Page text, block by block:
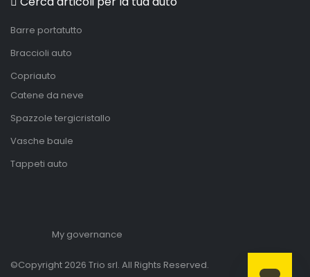
Barre portatutto
Braccioli auto
Copriauto
Catene da neve
Spazzole tergicristallo
Vasche baule
Tappeti auto
My governance
©Copyright 2026 Trio srl. All Rights Reserved.